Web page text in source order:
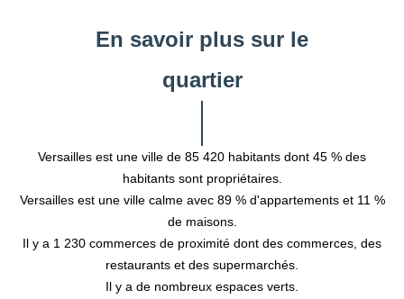
En savoir plus sur le
quartier
Versailles est une ville de 85 420 habitants dont 45 % des
habitants sont propriétaires.
Versailles est une ville calme avec 89 % d'appartements et 11 %
de maisons.
Il y a 1 230 commerces de proximité dont des commerces, des
restaurants et des supermarchés.
Il y a de nombreux espaces verts.